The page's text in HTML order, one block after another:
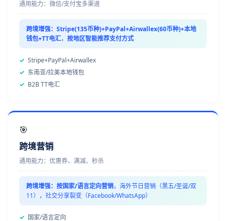
通用能力：微信/支付宝多渠道
跨境增强： Stripe(135币种)+PayPal+Airwallex(60币种)+本地
钱包+TT电汇， 按地区智能推荐支付方式
✓ Stripe+PayPal+Airwallex
✓ 东南亚/拉美本地钱包
✓ B2B TT电汇
🎯
跨境营销
通用能力：优惠券、满减、秒杀
跨境增强： 按国家/语言定向营销，海外节日营销（黑五/圣诞/双
11），社交分享裂变（Facebook/WhatsApp）
✓ 国家/语言定向